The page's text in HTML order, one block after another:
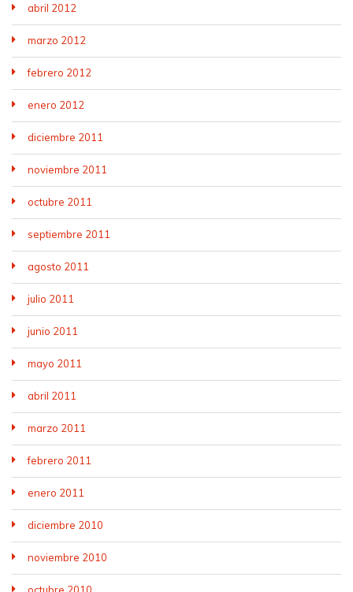
abril 2012
marzo 2012
febrero 2012
enero 2012
diciembre 2011
noviembre 2011
octubre 2011
septiembre 2011
agosto 2011
julio 2011
junio 2011
mayo 2011
abril 2011
marzo 2011
febrero 2011
enero 2011
diciembre 2010
noviembre 2010